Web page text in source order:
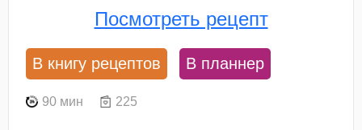
Посмотреть рецепт
В книгу рецептов В планнер
90 мин 225